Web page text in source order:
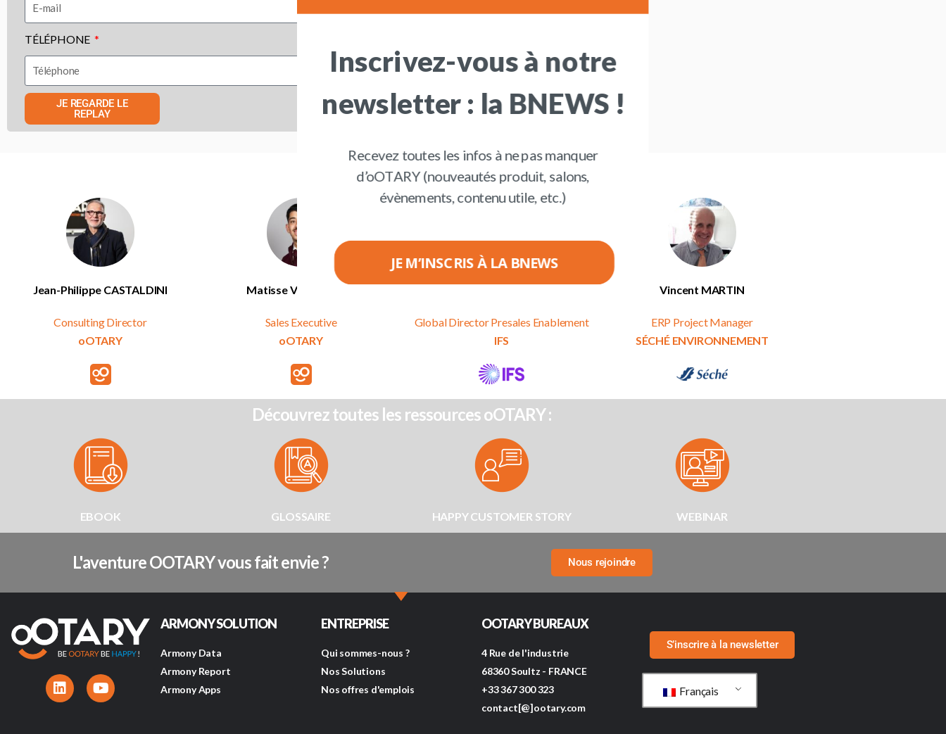
TÉLÉPHONE
JE REGARDE LE
REPLAY
Les intervenants :
Jean-Philippe CASTALDINI
Consulting Director
oOTARY
Matisse VELASQUEZ
Sales Executive
oOTARY
Global Director Presales Enablement
IFS
Vincent MARTIN
ERP Project Manager
SÉCHÉ ENVIRONNEMENT
Découvrez toutes les ressources oOTARY :
EBOOK GLOSSAIRE HAPPY CUSTOMER STORY WEBINAR
L'aventure OOTARY vous fait envie ? Nous rejoindre
ARMONY SOLUTION
Armony Data
Armony Report
Armony Apps
ENTREPRISE
Qui sommes-nous ?
Nos Solutions
Nos offres d'emplois
OOTARY BUREAUX
4 Rue de l'industrie
68360 Soultz - FRANCE
+33 367 300 323
contact[@]ootary.com
S’inscrire à la newsletter
Français
Inscrivez-vous à notre
newsletter : la BNEWS !
Recevez toutes les infos à ne pas manquer
d’oOTARY (nouveautés produit, salons,
évènements, contenu utile, etc.)
JE M’INSCRIS À LA BNEWS